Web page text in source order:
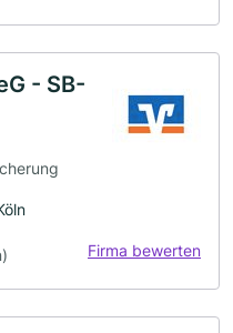
- SB-
Firma bewerten